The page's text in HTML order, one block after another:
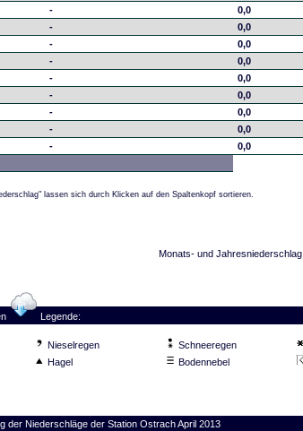
-
0,0
-
0,0
-
0,0
-
0,0
-
0,0
-
0,0
-
0,0
-
0,0
-
0,0
lassen sich durch Klicken auf den Spaltenkopf sortieren.
Monats- und Jahresniederschlag
Legende:
Nieselregen Schneeregen
Hagel Bodennebel
der Niederschläge der Station Ostrach April 2013